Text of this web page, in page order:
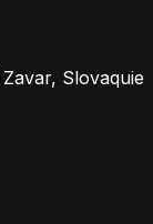
Slovaquie